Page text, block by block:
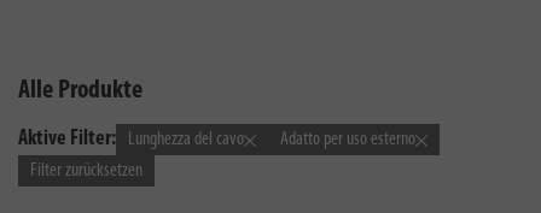
Alle Produkte
Aktive Filter: Lunghezza del cavo
Adatto per uso esterno
Filter zurücksetzen